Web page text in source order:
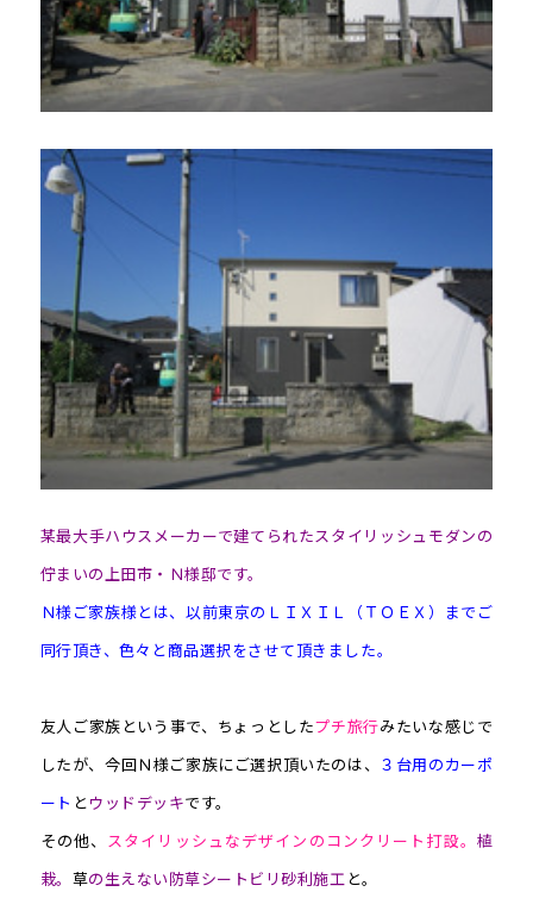
某最大手ハウスメーカーで建てられたスタイリッシュモダンの
佇まいの上田市・Ｎ様邸です。
Ｎ様ご家族様とは、以前東京のＬＩＸＩＬ（ＴＯＥＸ）までご
同行頂き、色々と商品選択をさせて頂きました。
友人ご家族という事で、ちょっとしたプチ旅行みたいな感じで
したが、今回Ｎ様ご家族にご選択頂いたのは、 ３台用のカーポ
ート と ウッドデッキです。
その他、 スタイリッシュなデザインのコンクリート打設。 植
栽。 草の生えない防草シートビリ砂利施工 と。